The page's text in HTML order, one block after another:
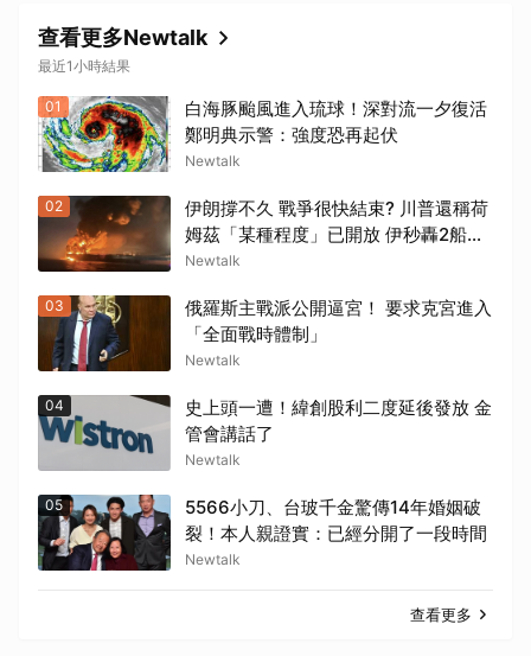
查看更多Newtalk
最近1小時結果
01
白海豚颱風進入琉球！深對流一夕復活
鄭明典示警：強度恐再起伏
Newtalk
02
伊朗撐不久 戰爭很快結束? 川普還稱荷
姆茲「某種程度」已開放 伊秒轟2船打
臉
Newtalk
03
俄羅斯主戰派公開逼宮！ 要求克宮進入
「全面戰時體制」
Newtalk
04
史上頭一遭！緯創股利二度延後發放 金
管會講話了
Newtalk
05
5566小刀、台玻千金驚傳14年婚姻破
裂！本人親證實：已經分開了一段時間
Newtalk
查看更多